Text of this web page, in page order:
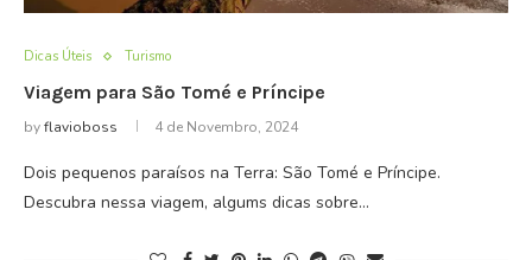
Dicas Úteis Turismo
Viagem para São Tomé e Príncipe
byflavioboss 4 de Novembro, 2024
Dois pequenos paraísos na Terra: São Tomé e Príncipe.
Descubra nessa viagem, algums dicas sobre…